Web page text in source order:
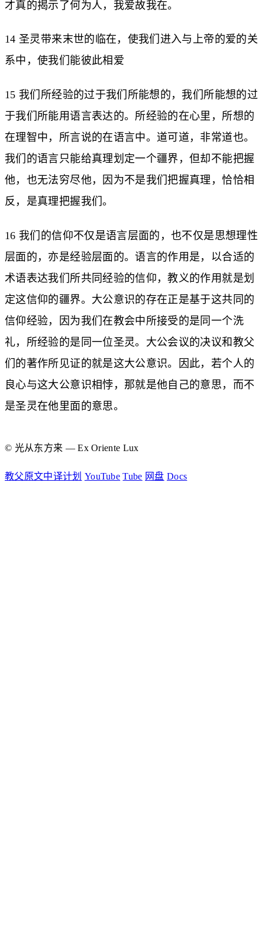
才真的揭示了何为人，我爱故我在。
14 圣灵带来末世的临在，使我们进入与上帝的爱的关
系中，使我们能彼此相爱
15 我们所经验的过于我们所能想的，我们所能想的过
于我们所能用语言表达的。所经验的在心里，所想的
在理智中，所言说的在语言中。道可道，非常道也。
我们的语言只能给真理划定一个疆界，但却不能把握
他，也无法穷尽他，因为不是我们把握真理，恰恰相
反，是真理把握我们。
16 我们的信仰不仅是语言层面的，也不仅是思想理性
层面的，亦是经验层面的。语言的作用是，以合适的
术语表达我们所共同经验的信仰，教义的作用就是划
定这信仰的疆界。大公意识的存在正是基于这共同的
信仰经验，因为我们在教会中所接受的是同一个洗
礼，所经验的是同一位圣灵。大公会议的决议和教父
们的著作所见证的就是这大公意识。因此，若个人的
良心与这大公意识相悖，那就是他自己的意思，而不
是圣灵在他里面的意思。
© 光从东方来 — Ex Oriente Lux
教父原文中译计划 YouTube Tube 网盘 Docs